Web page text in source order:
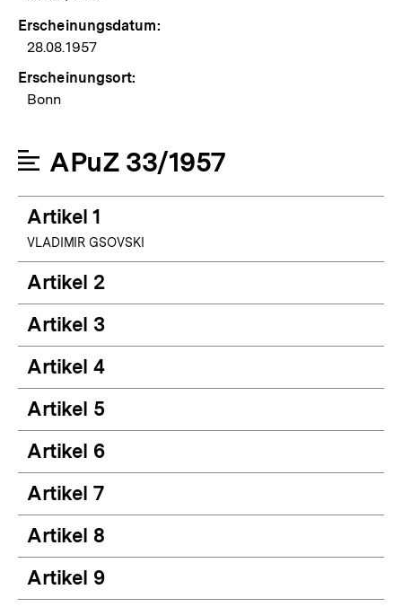
Erscheinungsdatum:
28.08.1957
Erscheinungsort:
Bonn
APuZ 33/1957
Artikel 1
VLADIMIR GSOVSKI
Artikel 2
Artikel 3
Artikel 4
Artikel 5
Artikel 6
Artikel 7
Artikel 8
Artikel 9